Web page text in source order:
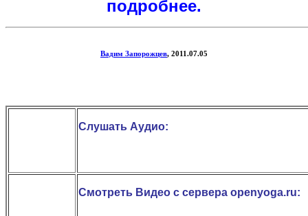
подробнее.
Вадим Запорожцев, 2011.07.05
Слушать Аудио:
Смотреть Видео с сервера openyoga.ru: